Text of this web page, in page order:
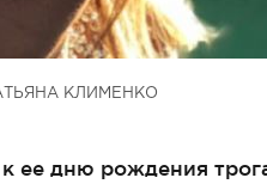
КЛИМЕНКО
ее дню рождения